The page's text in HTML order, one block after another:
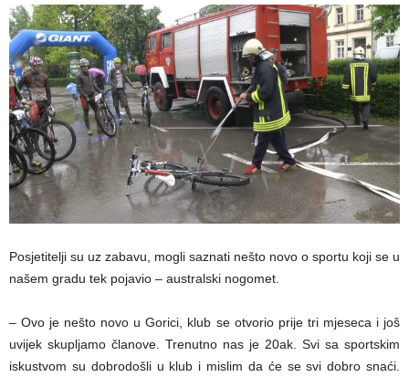
Posjetitelji su uz zabavu, mogli saznati nešto novo o sportu koji se u
našem gradu tek pojavio – australski nogomet.
– Ovo je nešto novo u Gorici, klub se otvorio prije tri mjeseca i još
uvijek skupljamo članove. Trenutno nas je 20ak. Svi sa sportskim
iskustvom su dobrodošli u klub i mislim da će se svi dobro snaći.